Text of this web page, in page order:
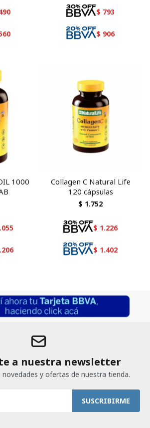
$ 793
$ 906
1000
Collagen C Natural Life
120 cápsulas
$ 1.752
$ 1.226
$ 1.402
a nuestra newsletter
novedades y ofertas de nuestra tienda.
SUSCRIBIRME